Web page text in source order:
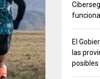
El
las
posibles